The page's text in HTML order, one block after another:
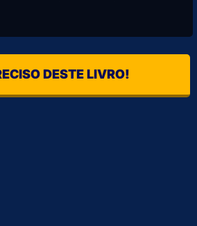
DESTE LIVRO!